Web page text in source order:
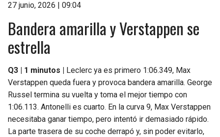
27 junio, 2026 | 09:04
Bandera amarilla y Verstappen se
estrella
Q3 | 1 minutos |
Leclerc ya es primero 1:06.349, Max
Verstappen queda fuera y provoca bandera amarilla. George
Russel termina su vuelta y toma el mejor tiempo con
1:06.113. Antonelli es cuarto. En la curva 9, Max Verstappen
necesitaba ganar tiempo, pero intentó ir demasiado rápido.
La parte trasera de su coche derrapó y, sin poder evitarlo,